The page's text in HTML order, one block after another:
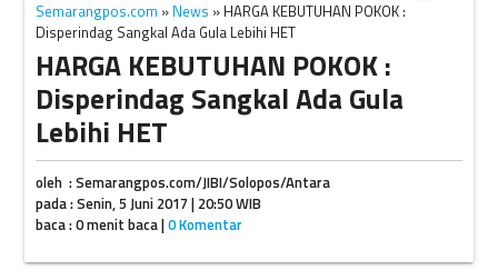
Semarangpos.com » News » HARGA KEBUTUHAN POKOK :
Disperindag Sangkal Ada Gula Lebihi HET
HARGA KEBUTUHAN POKOK :
Disperindag Sangkal Ada Gula
Lebihi HET
oleh : Semarangpos.com/JIBI/Solopos/Antara
pada : Senin, 5 Juni 2017 | 20:50 WIB
baca : 0 menit baca |0 Komentar